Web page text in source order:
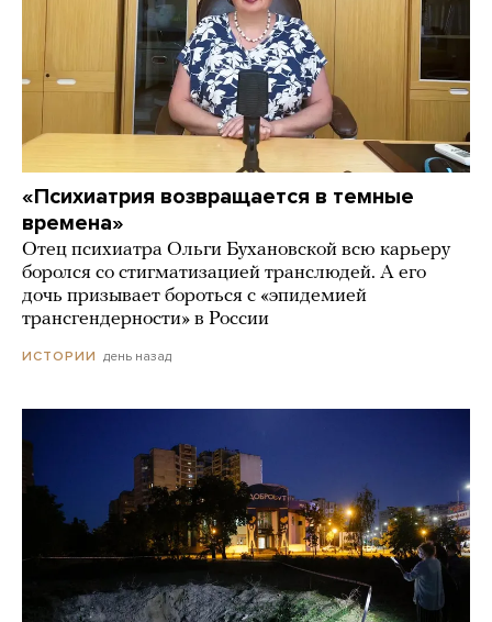
«Психиатрия возвращается в темные
времена»
Отец психиатра Ольги Бухановской всю карьеру
боролся со стигматизацией транслюдей. А его
дочь призывает бороться с «эпидемией
трансгендерности» в России
ИСТОРИИ день назад